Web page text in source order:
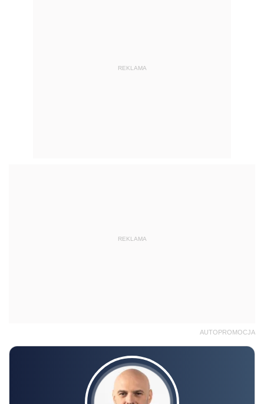
REKLAMA
REKLAMA
AUTOPROMOCJA